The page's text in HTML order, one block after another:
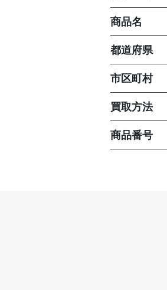
商品名
都道府県
市区町村
買取方法
商品番号